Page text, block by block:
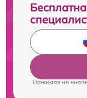
Нажимая на